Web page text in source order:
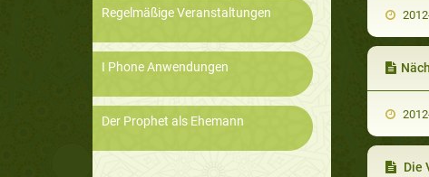
Regelmäßige Veranstaltungen
I Phone Anwendungen
Der Prophet als Ehemann
Die